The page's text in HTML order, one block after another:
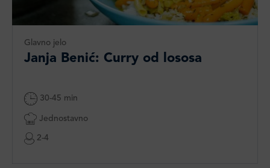
Glavno jelo
Janja Benić: Curry od lososa
30-45 min
Jednostavno
2-4